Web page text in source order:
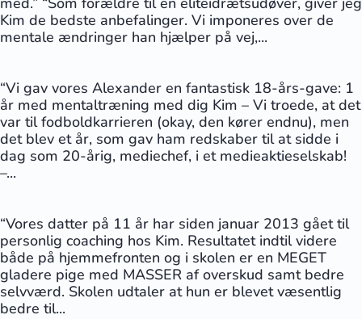
Kim de bedste anbefalinger. Vi imponeres over de
mentale ændringer han hjælper på vej,...
“Vi gav vores Alexander en fantastisk 18-års-gave: 1
år med mentaltræning med dig Kim – Vi troede, at det
var til fodboldkarrieren (okay, den kører endnu), men
det blev et år, som gav ham redskaber til at sidde i
dag som 20-årig, mediechef, i et medieaktieselskab!
–...
“Vores datter på 11 år har siden januar 2013 gået til
personlig coaching hos Kim. Resultatet indtil videre
både på hjemmefronten og i skolen er en MEGET
gladere pige med MASSER af overskud samt bedre
selvværd. Skolen udtaler at hun er blevet væsentlig
bedre til...